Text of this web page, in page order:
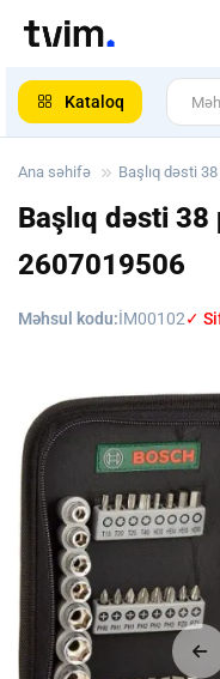
Kataloq
Ana səhifə Başlıq dəsti
Başlıq dəsti 38
2607019506
Məhsul kodu:İM00102✓